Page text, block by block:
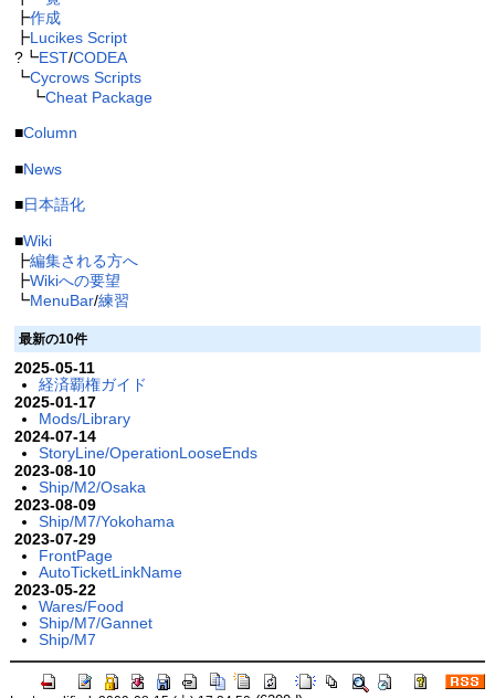
┣作成
┣Lucikes Script
?┗EST/CODEA
┗Cycrows Scripts
┗Cheat Package
■Column
■News
■日本語化
■Wiki
┣編集される方へ
┣Wikiへの要望
┗MenuBar/練習
最新の10件
2025-05-11
経済覇権ガイド
2025-01-17
Mods/Library
2024-07-14
StoryLine/OperationLooseEnds
2023-08-10
Ship/M2/Osaka
2023-08-09
Ship/M7/Yokohama
2023-07-29
FrontPage
AutoTicketLinkName
2023-05-22
Wares/Food
Ship/M7/Gannet
Ship/M7